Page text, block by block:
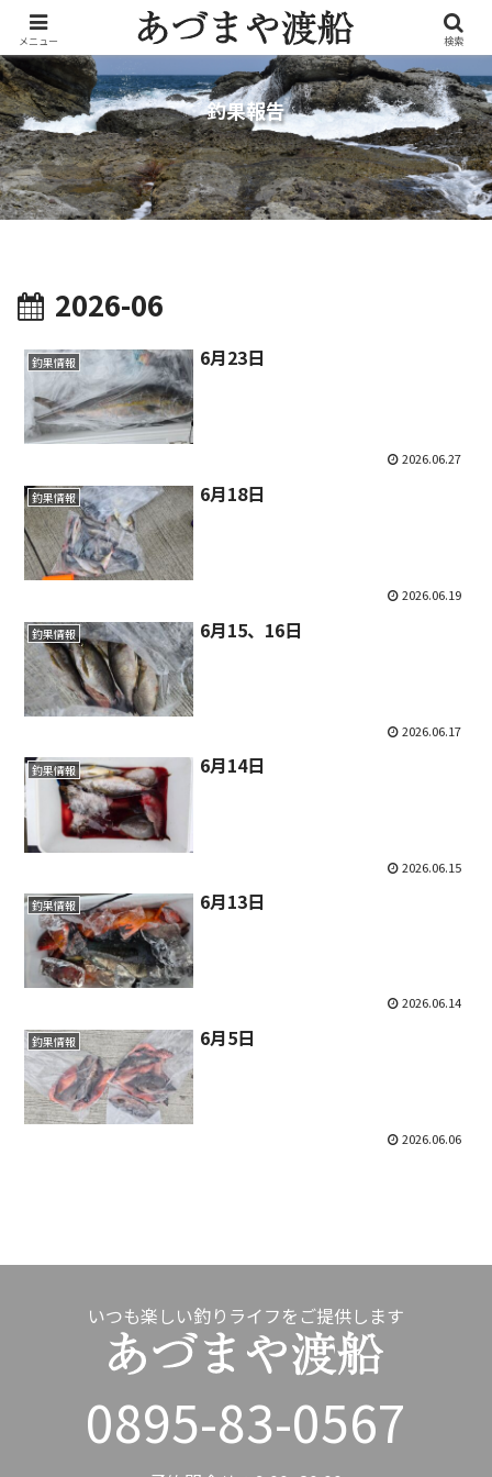
釣果報告
2026-06
釣果情報 6月23日
2026.06.27
釣果情報 6月18日
2026.06.19
釣果情報 6月15、16日
2026.06.17
釣果情報 6月14日
2026.06.15
釣果情報 6月13日
2026.06.14
釣果情報 6月5日
2026.06.06
いつも楽しい釣りライフをご提供します
0895-83-0567
メニュー 検索